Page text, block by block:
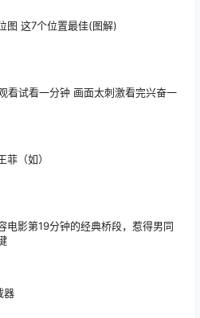
图 这7个位置最佳(图解)
看试看一分钟 画面太刺激看完兴奋一
菲（如）
电影第19分钟的经典桥段，惹得男同
器